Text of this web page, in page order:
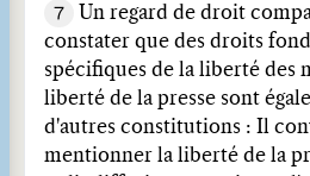
7
Un regard de droit
constater que des droits
spécifiques de la liberté des
liberté de la presse sont
d'autres constitutions : Il
mentionner la liberté de la